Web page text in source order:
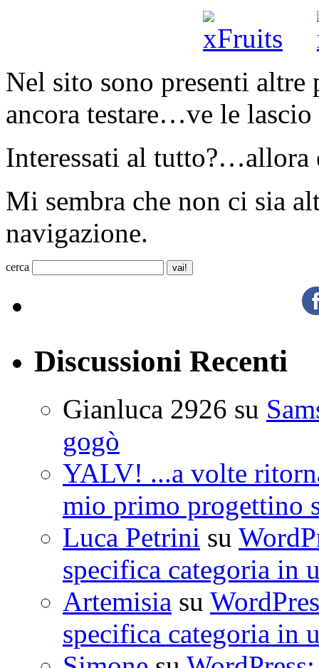
Nel sito sono presenti
ancora testare…ve le
Interessati al
Mi sembra che non ci sia
navigazione.
cerca
Discussioni Recenti
Gianluca 2926 su
gogò
YALV! ...a volte
mio primo progettino
Luca Petrini su
specifica categoria in
Artemisia su
specifica categoria in